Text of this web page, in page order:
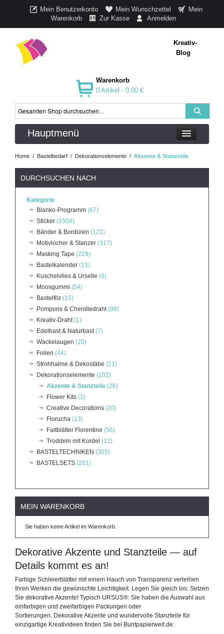
Mein Benutzerkonto Mein Wunschzettel
Mein
Warenkorb
Zur Kasse Anmelden
Kreativ-
Blog
Warenkorb
0 Artikel - 0,00 €
Hauptmenü
Home / Bastelbedarf / Dekorationselemente / Akzente & Stanzteile
DURCHSUCHEN NACH
Kategorie
Blanko-Programm (67)
Sticker (1504)
Bänder & Bordüren (121)
Motivlocher & Stanzer (317)
Masking Tape (229)
Bastelkalender (13)
Kuschelvlies & Urselle (6)
Moosgummi (54)
Bastelfilz (15)
Pompons & Chenilledraht(98)
Kreativ-Draht(1)
Edelbast & Naturbast(7)
Wackelaugen (20)
Folien (44)
Strohhalme & Dekostäbe (21)
Dekorationselemente (202)
Akzente & Stanzteile (26)
Flower Kits (1)
Creative Decorations (20)
Florucha (13)
Faltblätter Florentine (56)
Troddeln mit Kordel (12)
BASTELTECHNIKEN (305)
BASTELSETS (201)
MEIN WARENKORB
Sie haben keine Artikel im Warenkorb.
Dekorative Akzente und Stanzteile — auf
Details kommt es an!
Farbige Schleierblätter mit einem Hauch von Transparenz verleihen
Ihren Werken die gewünschte Leichtigkeit. Legen Sie gleich los: Setzen
Sie dekorative Akzente! Typisch URSUS®: Sie haben die Auswahl aus
einfarbigen und zweifarbigen Packungen oder
Sortierungen. Dekorative Akzente und wundervolle Stanzteile für
einzigartige Kreativideen finden Sie bei Buntpapierwelt.de.